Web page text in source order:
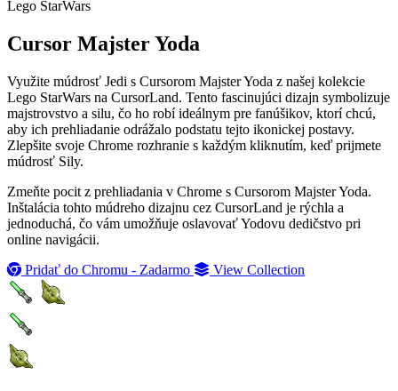
Lego StarWars
Cursor Majster Yoda
Využite múdrosť Jedi s Cursorom Majster Yoda z našej kolekcie
Lego StarWars na CursorLand. Tento fascinujúci dizajn symbolizuje
majstrovstvo a silu, čo ho robí ideálnym pre fanúšikov, ktorí chcú,
aby ich prehliadanie odrážalo podstatu tejto ikonickej postavy.
Zlepšite svoje Chrome rozhranie s každým kliknutím, keď prijmete
múdrosť Sily.
Zmeňte pocit z prehliadania v Chrome s Cursorom Majster Yoda.
Inštalácia tohto múdreho dizajnu cez CursorLand je rýchla a
jednoduchá, čo vám umožňuje oslavovať Yodovu dedičstvo pri
online navigácii.
Pridať do Chromu - Zadarmo
View Collection